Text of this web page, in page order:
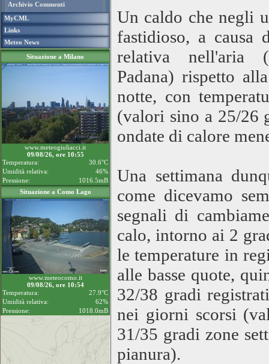
Archivio Commenti
MyCML
Links
Meteo News
Situazione a Milano
www.meteogiuliacci.it
09/08/26, ore 10:55
Temperatura:
30.6°C
Umidità relativa:
46%
Pressione:
1016.5mB
Situazione a Como Lago
www.meteocomo.it
09/08/26, ore 10:54
Temperatura:
27.9°C
Umidità relativa:
62%
Pressione:
1018.0mB
Un caldo che negli
fastidioso, a causa
relativa nell'aria
Padana) rispetto
notte, con
(valori sino a 25/26
ondate di calore
Una settimana
come dicevamo
segnali di
calo, intorno ai 2
le temperature in
alle basse quote,
32/38 gradi
nei giorni scorsi
31/35 gradi zone
pianura).